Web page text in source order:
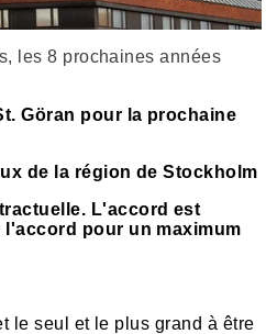
les 8 prochaines années
Göran pour la prochaine
de la région de Stockholm
L'accord est
pour un maximum
le seul et le plus grand à être